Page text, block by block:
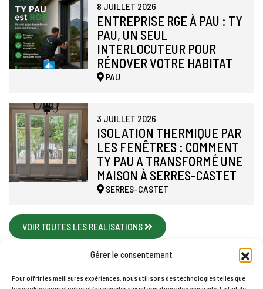
Gérer le consentement
Pour offrir les meilleures expériences, nous utilisons des technologies telles que
8 JUILLET 2026
ENTREPRISE RGE À PAU : TY
PAU, UN SEUL
INTERLOCUTEUR POUR
RÉNOVER VOTRE HABITAT
PAU
3 JUILLET 2026
ISOLATION THERMIQUE PAR
LES FENÊTRES : COMMENT
TY PAU A TRANSFORMÉ UNE
MAISON À SERRES-CASTET
SERRES-CASTET
VOIR TOUTES LES REALISATIONS